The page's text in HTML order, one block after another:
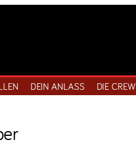
DEIN ANLASS DIE CREW